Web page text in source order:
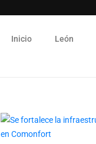
Inicio León